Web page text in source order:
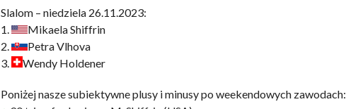
Slalom – niedziela 26.11.2023:
1.
Mikaela Shiffrin
2.
Petra Vlhova
3.
Wendy Holdener
Poniżej nasze subiektywne plusy i minusy po weekendowych zawodach: